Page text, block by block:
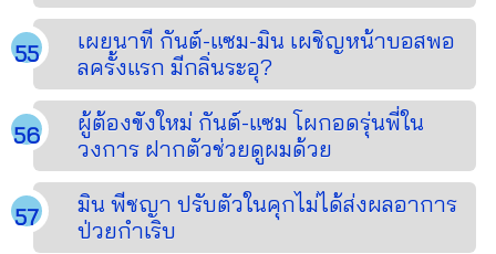
เผยนาที กันต์-แซม-มิน เผชิญหน้าบอสพอ
ลครั้งแรก มีกลิ่นระอุ?
ผู้ต้องขังใหม่ กันต์-แซม โผกอดรุ่นพี่ใน
วงการ ฝากตัวช่วยดูผมด้วย
มิน พีชญา ปรับตัวในคุกไม่ได้ส่งผลอาการ
ป่วยกำเริบ